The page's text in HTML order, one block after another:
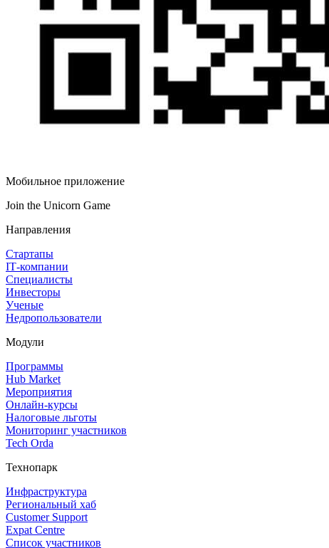
Мобильное приложение
Join the Unicorn Game
Направления
Стартапы
IT‑компании
Специалисты
Инвесторы
Ученые
Недропользователи
Модули
Программы
Hub Market
Мероприятия
Онлайн‑курсы
Налоговые льготы
Мониторинг участников
Tech Orda
Технопарк
Инфраструктура
Региональный хаб
Customer Support
Expat Centre
Список участников